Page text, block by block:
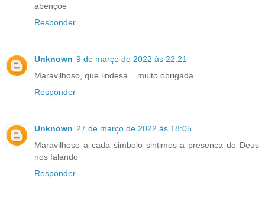
abençoe
Responder
Unknown 9 de março de 2022 às 22:21
Maravilhoso, que lindesa....muito obrigada....
Responder
Unknown 27 de março de 2022 às 18:05
Maravilhoso a cada simbolo sintimos a presenca de Deus
nos falando
Responder